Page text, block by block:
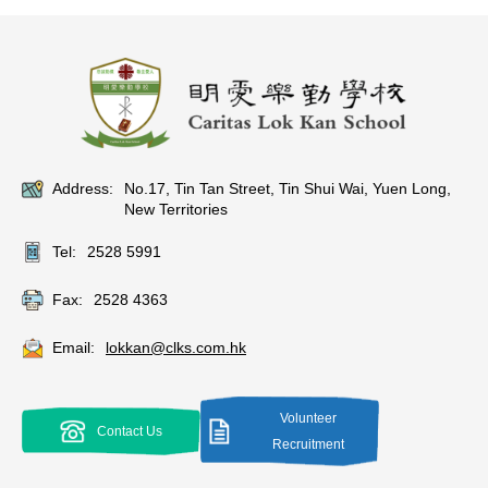
Address:
No.17, Tin Tan Street, Tin Shui Wai, Yuen Long,
New Territories
Tel: 2528 5991
Fax: 2528 4363
Email: lokkan@clks.com.hk
Contact Us
Volunteer
Recruitment